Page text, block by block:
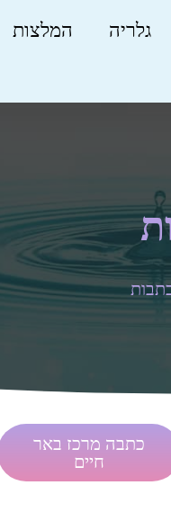
גלריה המלצות
כתבה מרכז באר
חיים